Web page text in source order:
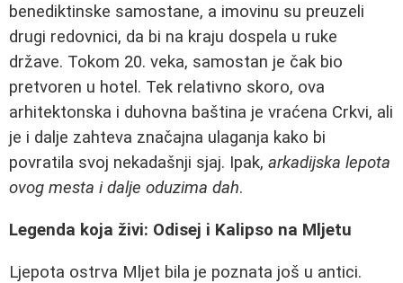
benediktinske samostane, a imovinu su preuzeli
drugi redovnici, da bi na kraju dospela u ruke
države. Tokom 20. veka, samostan je čak bio
pretvoren u hotel. Tek relativno skoro, ova
arhitektonska i duhovna baština je vraćena Crkvi, ali
je i dalje zahteva značajna ulaganja kako bi
povratila svoj nekadašnji sjaj. Ipak, arkadijska lepota
ovog mestа i dalje oduzima dah.
Legenda koja živi: Odisej i Kalipso na Mljetu
Ljepota ostrva Mljet bila je poznata još u antici.